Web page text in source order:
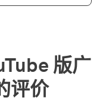
版广
评价